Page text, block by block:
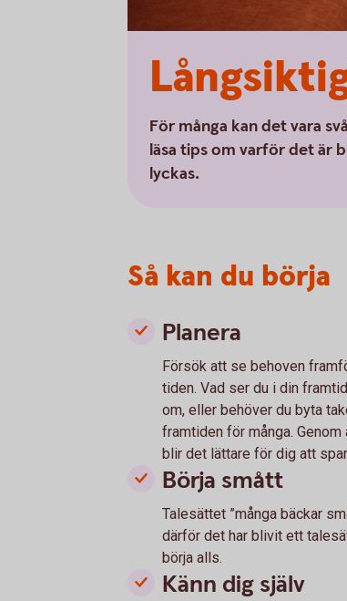
För många kan det vara
läsa tips om varför det är
lyckas.
Så kan du börja
Planera
Försök att se behoven
tiden. Vad ser du i din
om, eller behöver du byta
framtiden för många.
blir det lättare för dig att
Börja smått
Talesättet ”många bäckar
därför det har blivit ett
börja alls.
Känn dig själv